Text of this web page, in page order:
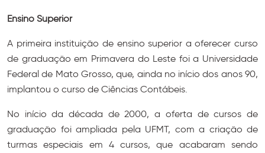
Ensino Superior
A primeira instituição de ensino superior a oferecer curso
de graduação em Primavera do Leste foi a Universidade
Federal de Mato Grosso, que, ainda no início dos anos 90,
implantou o curso de Ciências Contábeis.
No início da década de 2000, a oferta de cursos de
graduação foi ampliada pela UFMT, com a criação de
turmas especiais em 4 cursos, que acabaram sendo